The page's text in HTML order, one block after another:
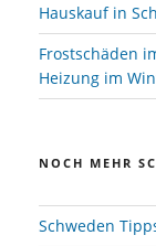
Hauskauf in
Frostschäden
Heizung im
NOCH MEHR
Schweden